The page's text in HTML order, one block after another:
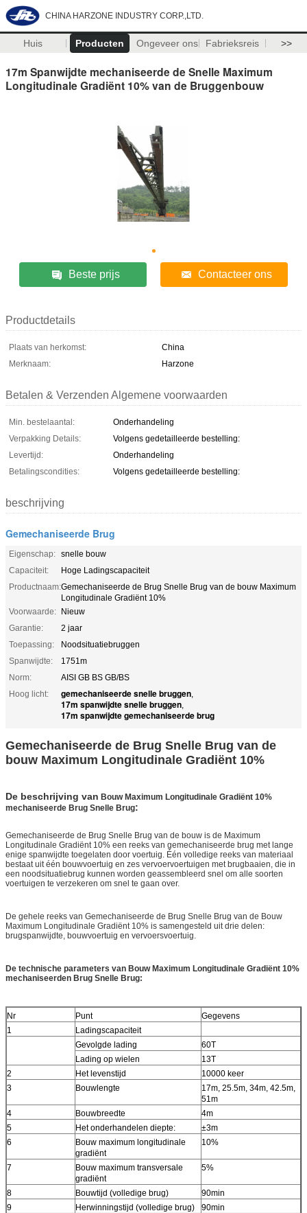
CHINA HARZONE INDUSTRY CORP.,LTD.
Huis Producten Ongeveer ons Fabrieksreis >>
17m Spanwijdte mechaniseerde de Snelle Maximum
Longitudinale Gradiënt 10% van de Bruggenbouw
Beste prijs Contacteer ons
Productdetails
Plaats van herkomst:
China
Merknaam:
Harzone
Betalen & Verzenden Algemene voorwaarden
Min. bestelaantal:
Onderhandeling
Verpakking Details:
Volgens gedetailleerde bestelling:
Levertijd:
Onderhandeling
Betalingscondities:
Volgens gedetailleerde bestelling:
beschrijving
Gemechaniseerde Brug
Eigenschap: snelle bouw
Capaciteit:
Hoge Ladingscapaciteit
Productnaam:Gemechaniseerde de Brug Snelle Brug van de bouw Maximum
Longitudinale Gradiënt 10%
Voorwaarde: Nieuw
Garantie:
2 jaar
Toepassing:
Noodsituatiebruggen
Spanwijdte:
1751m
Norm:
AISI GB BS GB/BS
Hoog licht:
gemechaniseerde snelle bruggen,
17m spanwijdte snelle bruggen,
17m spanwijdte gemechaniseerde brug
Gemechaniseerde de Brug Snelle Brug van de
bouw Maximum Longitudinale Gradiënt 10%
De beschrijving van Bouw Maximum Longitudinale Gradiënt 10%
mechaniseerde Brug Snelle Brug:
Gemechaniseerde de Brug Snelle Brug van de bouw is de Maximum
Longitudinale Gradiënt 10% een reeks van gemechaniseerde brug met lange
enige spanwijdte toegelaten door voertuig. Één volledige reeks van materiaal
bestaat uit één bouwvoertuig en zes vervoervoertuigen met brugbaaien, die in
een noodsituatiebrug kunnen worden geassembleerd snel om alle soorten
voertuigen te verzekeren om snel te gaan over.
De gehele reeks van Gemechaniseerde de Brug Snelle Brug van de Bouw
Maximum Longitudinale Gradiënt 10% is samengesteld uit drie delen:
brugspanwijdte, bouwvoertuig en vervoersvoertuig.
De technische parameters van Bouw Maximum Longitudinale Gradiënt 10%
mechaniseerden Brug Snelle Brug:
Nr Punt
Gegevens
1
Ladingscapaciteit
Gevolgde lading
60T
Lading op wielen
13T
2
Het levenstijd
10000 keer
3
Bouwlengte
17m, 25.5m, 34m, 42.5m,
51m
4
Bouwbreedte
4m
5
Het onderhandelen diepte:
±3m
6
Bouw maximum longitudinale
gradiënt
10%
7
Bouw maximum transversale
gradiënt
5%
8 Bouwtijd (volledige brug)
90min
9
Herwinningstijd (volledige brug)
90min